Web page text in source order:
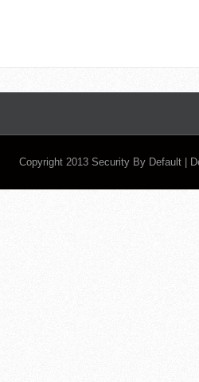
Copyright 2013 Security By Default |